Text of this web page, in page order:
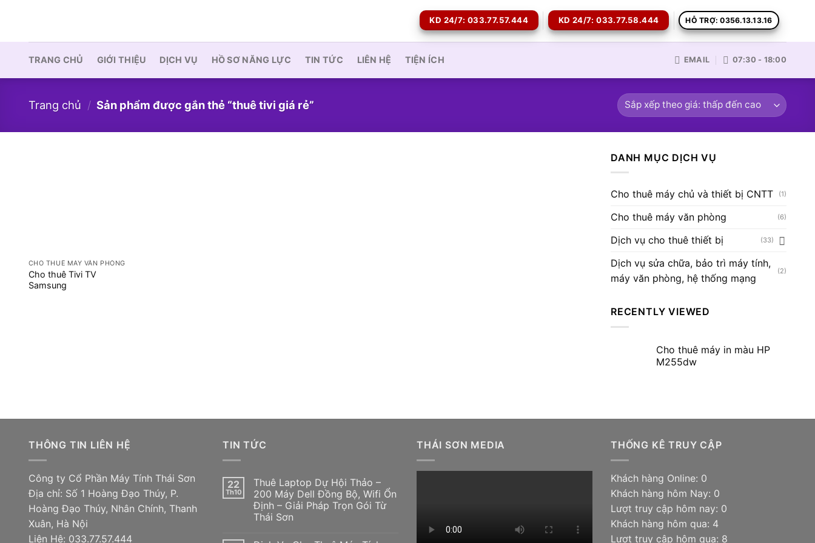
KD 24/7: 033.77.57.444 KD 24/7: 033.77.58.444 HỖ TRỢ: 0356.13.13.16
TRANG CHỦ GIỚI THIỆU DỊCH VỤ HỒ SƠ NĂNG LỰC TIN TỨC LIÊN HỆ TIỆN ÍCH EMAIL 07:30 - 18:00
Trang chủ / Sản phẩm được gắn thẻ “thuê tivi giá rẻ”
CHO THUÊ MÁY VĂN PHÒNG
Cho thuê Tivi TV
Samsung
DANH MỤC DỊCH VỤ
Cho thuê máy chủ và thiết bị CNTT (1)
Cho thuê máy văn phòng (6)
Dịch vụ cho thuê thiết bị (33)
Dịch vụ sửa chữa, bảo trì máy tính,
máy văn phòng, hệ thống mạng
(2)
RECENTLY VIEWED
Cho thuê máy in màu HP
M255dw
THÔNG TIN LIÊN HỆ
Công ty Cổ Phần Máy Tính Thái Sơn
Địa chỉ: Số 1 Hoàng Đạo Thúy, P.
Hoàng Đạo Thúy, Nhân Chính, Thanh
Xuân, Hà Nội
Liên Hệ: 033.77.57.444
TIN TỨC
22
Th10
Thuê Laptop Dự Hội Thảo –
200 Máy Dell Đồng Bộ, Wifi Ổn
Định – Giải Pháp Trọn Gói Từ
Thái Sơn
THÁI SƠN MEDIA THỐNG KÊ TRUY CẬP
Khách hàng Online: 0
Khách hàng hôm Nay: 0
Lượt truy cập hôm nay: 0
Khách hàng hôm qua: 4
Lượt truy cập hôm qua: 8